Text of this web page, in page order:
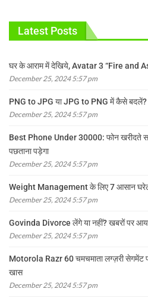
Latest Posts
घर के आराम में देखिये, Avatar 3 “Fire and
December 25, 2024 5:57 pm
PNG to JPG या JPG to PNG में कैसे बदलें?
December 25, 2024 5:57 pm
Best Phone Under 30000: फोन खरीदते
पछताना पड़ेगा
December 25, 2024 5:57 pm
Weight Management के लिए 7 आसान
December 25, 2024 5:57 pm
Govinda Divorce लेंगे या नहीं? खबरों पर
December 25, 2024 5:57 pm
Motorola Razr 60 चमचमाता लग्ज़री सेगमेंट
खास
December 25, 2024 5:57 pm